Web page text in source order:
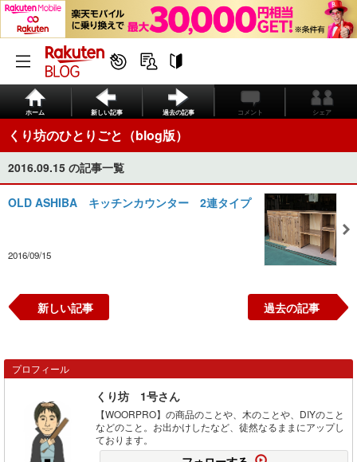
ホーム 新しい記事 過去の記事 コメント シェア
くり坊のひとりごと（blog版）
2016.09.15 の記事一覧
OLD ASHIBA キッチンカウンター 2連タイプ
2016/09/15
新しい記事 過去の記事
プロフィール
くり坊 1号さん
【WOORPRO】の商品のことや、木のことや、DIYのこと
などのこと。お出かけしたなど、徒然なるままにアップし
ております。